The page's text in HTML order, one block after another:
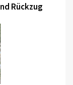
Rückzug